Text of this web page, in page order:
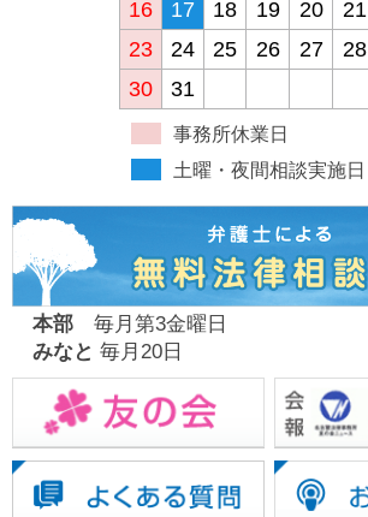
16
17 18 19 20 21
23
24 25 26 27 28
30
31
事務所休業日
土曜・夜間相談実施日
本部毎月第3金曜日
みなと 毎月20日